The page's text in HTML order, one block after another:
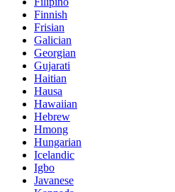
Finnish
Frisian
Galician
Georgian
Gujarati
Haitian
Hausa
Hawaiian
Hebrew
Hmong
Hungarian
Icelandic
Igbo
Javanese